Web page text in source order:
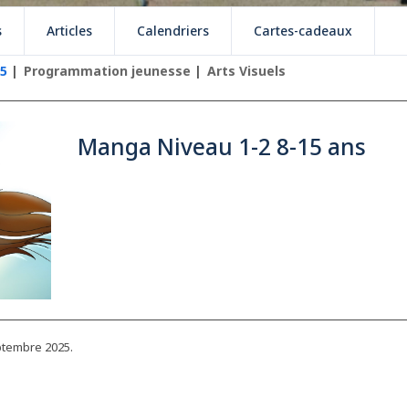
Articles Calendriers Cartes-cadeaux
Programmation jeunesse Arts Visuels
Manga Niveau 1-2 8-15 ans
2025.